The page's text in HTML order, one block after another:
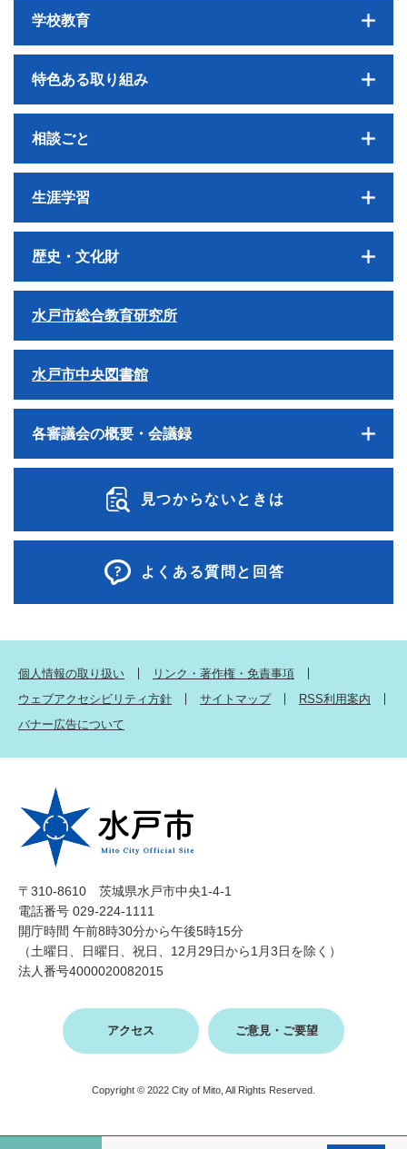
学校教育
特色ある取り組み
相談ごと
生涯学習
歴史・文化財
水戸市総合教育研究所
水戸市中央図書館
各審議会の概要・会議録
見つからないときは
よくある質問と回答
個人情報の取り扱い
リンク・著作権・免責事項
ウェブアクセシビリティ方針
サイトマップ
RSS利用案内
バナー広告について
〒310-8610 茨城県水戸市中央1-4-1
電話番号 029-224-1111
開庁時間 午前8時30分から午後5時15分
（土曜日、日曜日、祝日、12月29日から1月3日を除く）
法人番号4000020082015
アクセス ご意見・ご要望
Copyright © 2022 City of Mito, All Rights Reserved.